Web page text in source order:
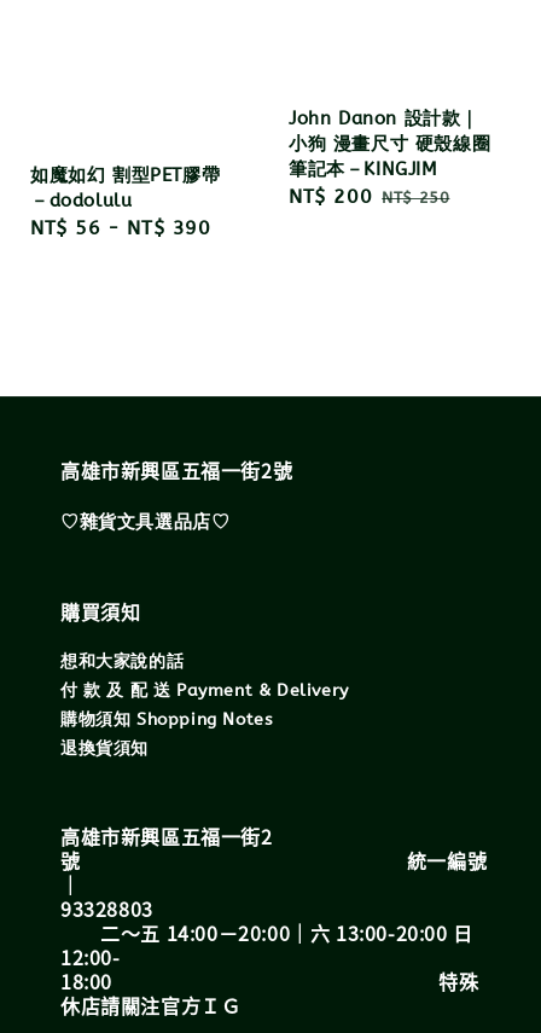
如魔如幻 割型PET膠帶
－dodolulu
Regular
NT$ 56 - NT$ 390
John Danon 設計款｜
小狗 漫畫尺寸 硬殼線圈
筆記本－KINGJIM
Sale
NT$ 200 Regular
NT$ 250
高雄市新興區五福一街2號
♡雜貨文具選品店♡
購買須知
想和大家說的話
付 款 及 配 送 Payment & Delivery
購物須知 Shopping Notes
退換貨須知
高雄市新興區五福一街2
號 統一編號
｜
93328803
二～五 14:00－20:00｜六 13:00-20:00 日
12:00-
18:00 特殊
休店請關注官方ＩＧ